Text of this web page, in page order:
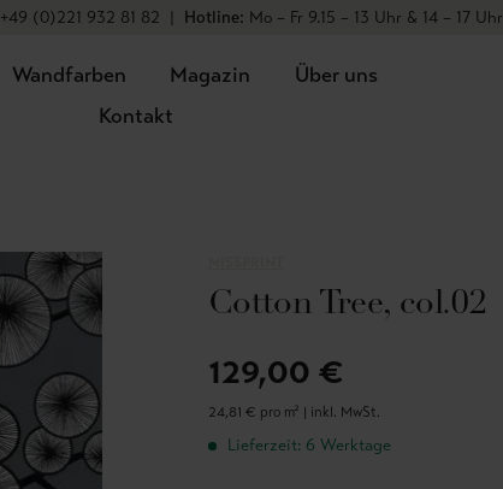
+49 (0)221 932 81 82 | Hotline: Mo – Fr 9.15 – 13 Uhr & 14 – 17 Uhr
Wandfarben Magazin
Über uns
Kontakt
Cotton Tree, col.02
129,00 €
24,81 € pro m² | inkl. MwSt.
Lieferzeit: 6 Werktage